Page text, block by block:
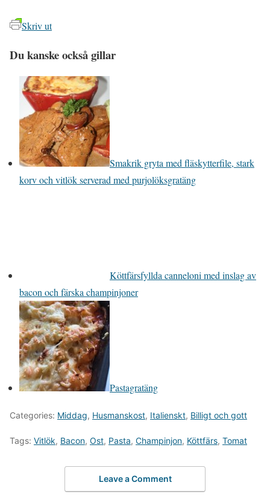
Skriv ut
Du kanske också gillar
Smakrik gryta med fläskytterfile, stark
korv och vitlök serverad med purjolöksgratäng
Köttfärsfyllda canneloni med inslag av
bacon och färska champinjoner
Pastagratäng
Categories: Middag, Husmanskost, Italienskt, Billigt och gott
Tags: Vitlök, Bacon, Ost, Pasta, Champinjon, Köttfärs, Tomat
Leave a Comment